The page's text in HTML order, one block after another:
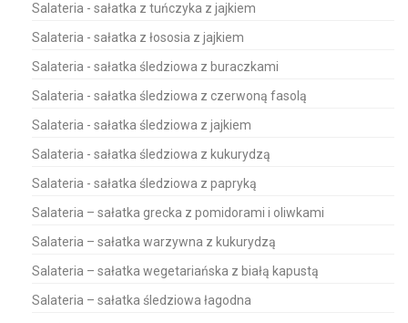
Salateria - sałatka z tuńczyka z jajkiem
Salateria - sałatka z łososia z jajkiem
Salateria - sałatka śledziowa z buraczkami
Salateria - sałatka śledziowa z czerwoną fasolą
Salateria - sałatka śledziowa z jajkiem
Salateria - sałatka śledziowa z kukurydzą
Salateria - sałatka śledziowa z papryką
Salateria – sałatka grecka z pomidorami i oliwkami
Salateria – sałatka warzywna z kukurydzą
Salateria – sałatka wegetariańska z białą kapustą
Salateria – sałatka śledziowa łagodna